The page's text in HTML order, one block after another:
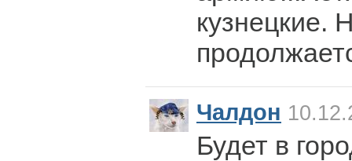
кузнецкие.
Чалдон
Будет в